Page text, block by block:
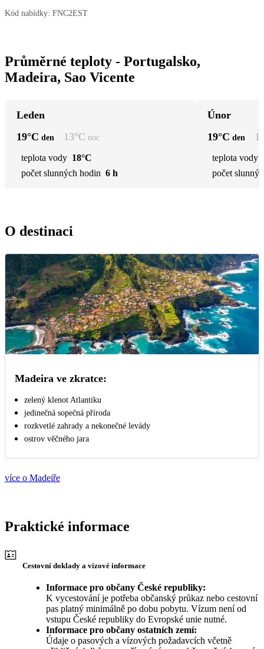
Kód nabídky: FNC2EST
Průměrné teploty - Portugalsko,
Madeira, Sao Vicente
Leden
19°C den 13°C noc
teplota vody 18°C
počet slunných hodin 6 h
Únor
19°C den
teplota vody
počet
O destinaci
Madeira ve zkratce:
zelený klenot Atlantiku
jedinečná sopečná příroda
rozkvetlé zahrady a nekonečné levády
ostrov věčného jara
více o Madeiře
Praktické informace
Cestovní doklady a vízové informace
Informace pro občany České republiky:
K vycestování je potřeba občanský průkaz nebo cestovní
pas platný minimálně po dobu pobytu. Vízum není od
vstupu České republiky do Evropské unie nutné.
Informace pro občany ostatních zemí:
Údaje o pasových a vízových požadavcích včetně